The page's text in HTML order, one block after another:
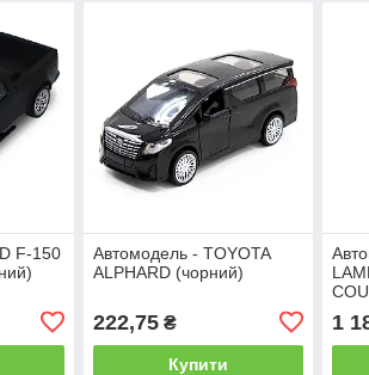
F-150
Автомодель - TOYOTA
ALPHARD (чорний)
222,75₴
Купити
1